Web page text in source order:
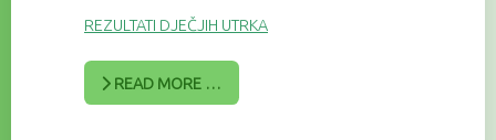
REZULTATI DJEČJIH UTRKA
READ MORE …